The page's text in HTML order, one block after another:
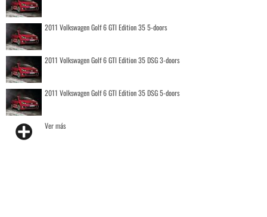
2011 Volkswagen Golf 6 GTI Edition 35 5-doors
2011 Volkswagen Golf 6 GTI Edition 35 DSG 3-doors
2011 Volkswagen Golf 6 GTI Edition 35 DSG 5-doors
Ver más